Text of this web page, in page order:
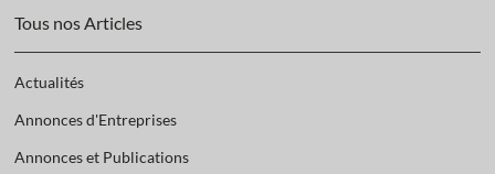
Tous nos Articles
Actualités
Annonces d'Entreprises
Annonces et Publications